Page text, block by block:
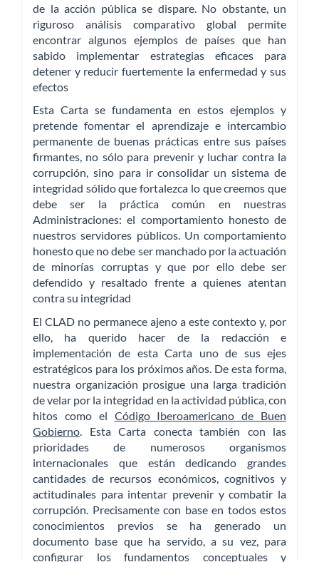
de la acción pública se dispare. No obstante, un
riguroso análisis comparativo global permite
encontrar algunos ejemplos de países que han
sabido implementar estrategias eficaces para
detener y reducir fuertemente la enfermedad y sus
efectos
Esta Carta se fundamenta en estos ejemplos y
pretende fomentar el aprendizaje e intercambio
permanente de buenas prácticas entre sus países
firmantes, no sólo para prevenir y luchar contra la
corrupción, sino para ir consolidar un sistema de
integridad sólido que fortalezca lo que creemos que
debe ser la práctica común en nuestras
Administraciones: el comportamiento honesto de
nuestros servidores públicos. Un comportamiento
honesto que no debe ser manchado por la actuación
de minorías corruptas y que por ello debe ser
defendido y resaltado frente a quienes atentan
contra su integridad
El CLAD no permanece ajeno a este contexto y, por
ello, ha querido hacer de la redacción e
implementación de esta Carta uno de sus ejes
estratégicos para los próximos años. De esta forma,
nuestra organización prosigue una larga tradición
de velar por la integridad en la actividad pública, con
hitos como el Código Iberoamericano de Buen
Gobierno . Esta Carta conecta también con las
prioridades de numerosos organismos
internacionales que están dedicando grandes
cantidades de recursos económicos, cognitivos y
actitudinales para intentar prevenir y combatir la
corrupción. Precisamente con base en todos estos
conocimientos previos se ha generado un
documento base que ha servido, a su vez, para
configurar los fundamentos conceptuales y